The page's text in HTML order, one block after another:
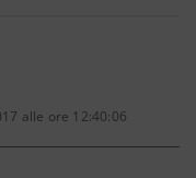
alle ore 12:40:06